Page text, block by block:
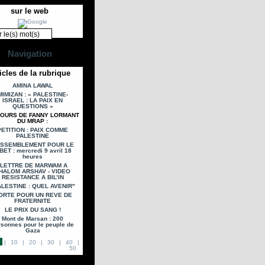
sur le web
Navigation
de la rubrique
AMINA LAWAL
: « PALESTINE-
ISRAEL : LA PAIX EN
QUESTIONS »
DE FANNY LORMANT
DU MRAP :
: PAIX COMME
PALESTINE
POUR LE
: mercredi 9 avril 18
heures
DE MARWAM A
ARSHAV - VIDEO
RESISTANCE A BIL’IN
: QUEL AVENIR"
POUR UN REVE DE
FRATERNITE
LE PRIX DU SANG !
Mont de Marsan : 200
pour le peuple de
Gaza
|
10 | 20 | 30 | 40
|
50